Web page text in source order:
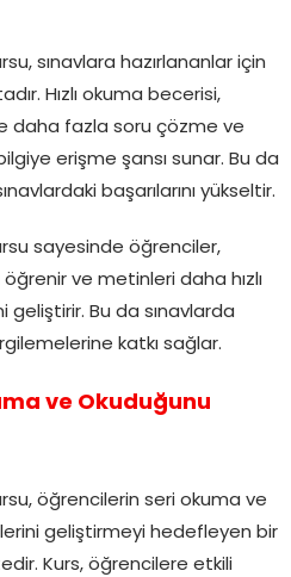
sınavlara hazırlananlar için
Hızlı okuma becerisi,
daha fazla soru çözme ve
erişme şansı sunar. Bu da
başarılarını yükseltir.
sayesinde öğrenciler,
ve metinleri daha hızlı
Bu da sınavlarda
katkı sağlar.
ve Okuduğunu
öğrencilerin seri okuma ve
geliştirmeyi hedefleyen bir
Kurs, öğrencilere etkili